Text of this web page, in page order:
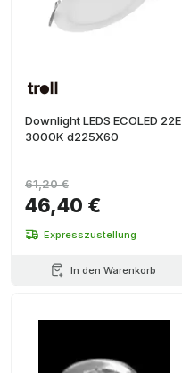
Downlight LEDS ECOLED 22E
3000K d225X60
46,40 €
61,20 €
Expresszustellung
In den Warenkorb